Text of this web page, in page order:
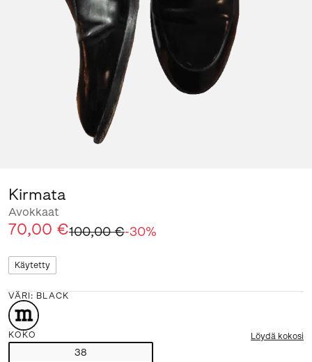
Kirmata
Avokkaat
70,00 €100,00 €-30%
Käytetty
VÄRI : BLACK
KOKO Löydä kokosi
38